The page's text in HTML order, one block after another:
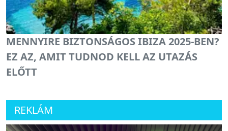
MENNYIRE BIZTONSÁGOS IBIZA 2025-BEN?
EZ AZ, AMIT TUDNOD KELL AZ UTAZÁS
ELŐTT
REKLÁM